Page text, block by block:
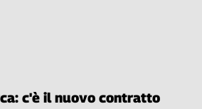
c'è il nuovo contratto